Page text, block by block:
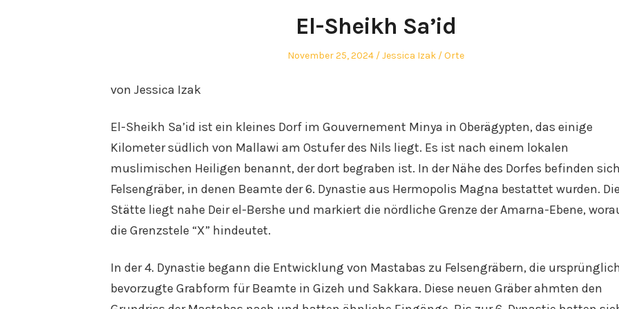
El-Sheikh Sa’id
Posted
November 25, 2024 Author
Jessica Izak
Posted
Orte
von Jessica Izak
El-Sheikh Sa’id ist ein kleines Dorf im Gouvernement Minya in Oberägypten, das einige
Kilometer südlich von Mallawi am Ostufer des Nils liegt. Es ist nach einem lokalen
muslimischen Heiligen benannt, der dort begraben ist. In der Nähe des Dorfes befinden sich
Felsengräber, in denen Beamte der 6. Dynastie aus Hermopolis Magna bestattet wurden.
Stätte liegt nahe Deir el-Bershe und markiert die nördliche Grenze der Amarna-Ebene,
die Grenzstele “X” hindeutet.
In der 4. Dynastie begann die Entwicklung von Mastabas zu Felsengräbern, die
bevorzugte Grabform für Beamte in Gizeh und Sakkara. Diese neuen Gräber ahmten den